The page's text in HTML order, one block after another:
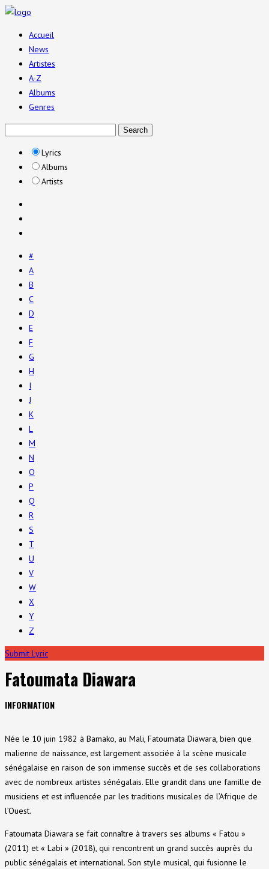
Accueil
News
Artistes
A-Z
Albums
Genres
Lyrics
Albums
Artists
#
A
B
C
D
E
F
G
H
I
J
K
L
M
N
O
P
Q
R
S
T
U
V
W
X
Y
Z
Submit Lyric
Fatoumata Diawara
INFORMATION
Née le 10 juin 1982 à Bamako, au Mali, Fatoumata Diawara, bien que
malienne de naissance, est largement associée à la scène musicale
sénégalaise en raison de son immense succès et de ses collaborations
avec de nombreux artistes sénégalais. Elle grandit dans une famille de
musiciens et est influencée par les traditions musicales de l’Afrique de
l’Ouest.
Fatoumata Diawara se fait connaître à travers ses albums « Fatou »
(2011) et « Labi » (2018), qui rencontrent un grand succès auprès du
public sénégalais et international. Son style musical, qui fusionne le